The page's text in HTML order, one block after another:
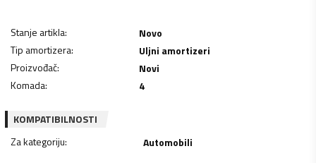
Stanje artikla:
Novo
Tip amortizera:
Uljni amortizeri
Proizvođač:
Novi
Komada: 4
KOMPATIBILNOSTI
Za kategoriju: Automobili